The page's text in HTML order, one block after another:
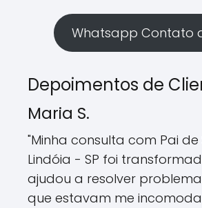
Whatsapp Contato
Depoimentos de
Maria S.
"Minha consulta com Pai
Lindóia - SP foi
ajudou a resolver
que estavam me